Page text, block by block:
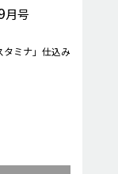
月号
ミナ」仕込み